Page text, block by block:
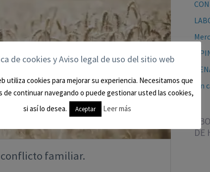
conflicto familiar.
DE
de cookies y Aviso legal de uso del sitio web
utiliza cookies para mejorar su experiencia. Necesitamos que
de continuar navegando o puede gestionar usted las cookies,
si así lo desea.
Aceptar Leer más